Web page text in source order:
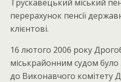
Трускавецький міський
перерахунок пенсії
клієнтові.
16 лютого 2006 року
міськрайонним судом
до Виконавчого комітету